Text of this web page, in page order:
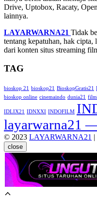
Drive, Uptobox, Racaty,
lainnya.
LAYARWARNA21 Tidak
tentang kepatuhan, hak cipta,
dari konten situs streaming
TAG
bioskop 21 bioskop21 BioskopGratis21
bioskop online cinemaindo dunia21
IDLIX21 IDNXXI INDOFILM
layarwarna21
© 2023 LAYARWARNA21
close